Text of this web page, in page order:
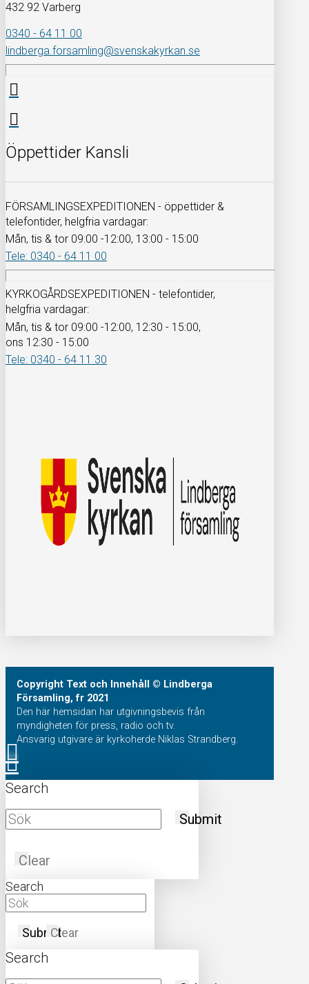
432 92 Varberg
0340 - 64 11 00
lindberga.forsamling@svenskakyrkan.se
Öppettider Kansli
FÖRSAMLINGSEXPEDITIONEN - öppettider &
telefontider, helgfria vardagar:
Mån, tis & tor 09:00 -12:00, 13:00 - 15:00
Tele: 0340 - 64 11 00
KYRKOGÅRDSEXPEDITIONEN - telefontider,
helgfria vardagar:
Mån, tis & tor 09:00 -12:00, 12:30 - 15:00,
ons 12:30 - 15:00
Tele: 0340 - 64 11 30
Copyright Text och Innehåll
© Lindberga
Församling, fr 2021
Den här hemsidan har utgivningsbevis från
myndigheten för press, radio och tv.
Ansvarig utgivare är kyrkoherde Niklas Strandberg.
Search
Submit
Clear
Search
SubmitClear
Search